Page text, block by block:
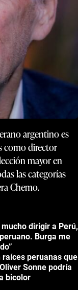
argentino es
como director
mayor en
las categorías
Chemo.
dirigir a Perú,
Burga me
peruanas que
Sonne podría
bicolor